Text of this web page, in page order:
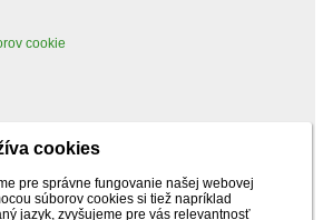
cookie
cookies
pre správne fungovanie našej webovej
súborov cookies si tiež napríklad
jazyk, zvyšujeme pre vás relevantnosť